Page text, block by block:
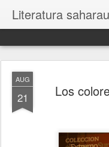
Literatura
AUG
21 Los